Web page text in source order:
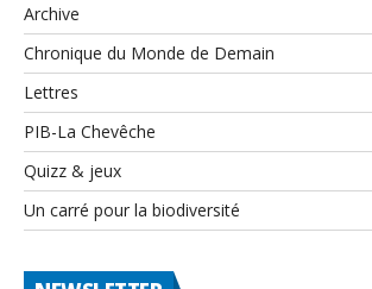
Archive
Chronique du Monde de Demain
Lettres
PIB-La Chevêche
Quizz & jeux
Un carré pour la biodiversité